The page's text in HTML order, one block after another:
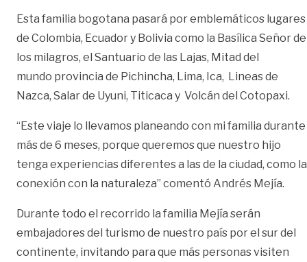
Esta familia bogotana pasará por emblemáticos lugares
de Colombia, Ecuador y Bolivia como la Basílica Señor de
los milagros, el Santuario de las Lajas, Mitad del
mundo provincia de Pichincha, Lima, Ica, Lineas de
Nazca, Salar de Uyuni, Titicaca y Volcán del Cotopaxi.
“Este viaje lo llevamos planeando con mi familia durante
más de 6 meses, porque queremos que nuestro hijo
tenga experiencias diferentes a las de la ciudad, como la
conexión con la naturaleza” comentó Andrés Mejía.
Durante todo el recorrido la familia Mejía serán
embajadores del turismo de nuestro país por el sur del
continente, invitando para que más personas visiten